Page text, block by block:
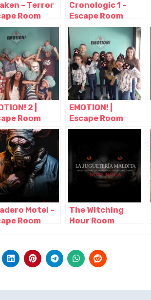
– Terror
Room
–
Cronologic 1 –
Escape Room
Barcelona,
Barcelona –
Cataluña
2 |
Room
Niños
–
EMOTION! |
Escape Room
para Niños
Cataluña
Motel –
Room
The Witching
Hour Room
Barcelona –
Cataluña